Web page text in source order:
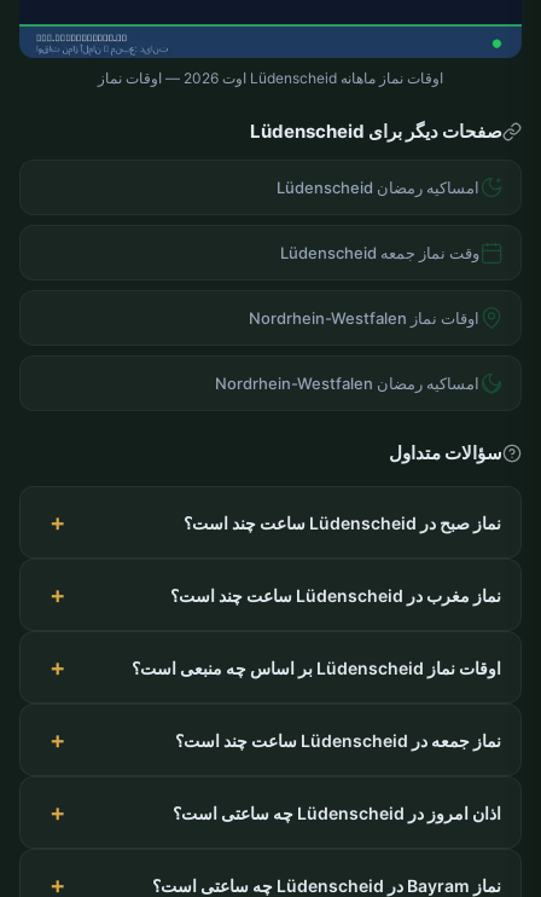
اوقات نماز ماهانه Lüdenscheid اوت 2026 — اوقات نماز
صفحات دیگر برای Lüdenscheid
امساکیه رمضان Lüdenscheid
وقت نماز جمعه Lüdenscheid
اوقات نماز Nordrhein-Westfalen
امساکیه رمضان Nordrhein-Westfalen
سؤالات متداول
نماز صبح در Lüdenscheid ساعت چند است؟
نماز مغرب در Lüdenscheid ساعت چند است؟
اوقات نماز Lüdenscheid بر اساس چه منبعی است؟
نماز جمعه در Lüdenscheid ساعت چند است؟
اذان امروز در Lüdenscheid چه ساعتی است؟
نماز Bayram در Lüdenscheid چه ساعتی است؟